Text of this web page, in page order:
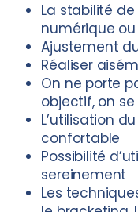
La stabilité
numérique
Ajustement
Réaliser
On ne porte
objectif, on
L’utilisation
confortable
Possibilité
sereinement
Les